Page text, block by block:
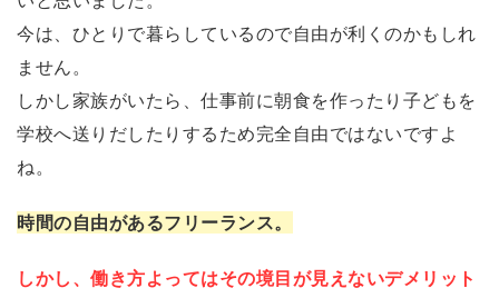
今は、ひとりで暮らしているので自由が利くのかもしれ
ません。
しかし家族がいたら、仕事前に朝食を作ったり子どもを
学校へ送りだしたりするため完全自由ではないですよ
ね。
時間の自由があるフリーランス。
しかし、働き方よってはその境目が見えないデメリット